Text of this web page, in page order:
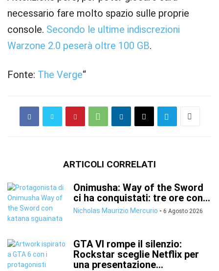
necessario fare molto spazio sulle proprie
console. Secondo le ultime indiscrezioni
Warzone 2.0 peserà oltre 100 GB.
Fonte: The Verge“
ARTICOLI CORRELATI
Onimusha: Way of the Sword
ci ha conquistati: tre ore con...
Nicholas Maurizio Mercurio - 6 Agosto 2026
GTA VI rompe il silenzio:
Rockstar sceglie Netflix per
una presentazione...